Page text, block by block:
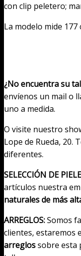
con clip peletero;
La modelo mide 177
¿No encuentra su
envíenos un mail o
uno a medida.
O visite nuestro
Lope de Rueda, 20.
diferentes.
SELECCIÓN DE
artículos nuestra
naturales de más
ARREGLOS:Somos
clientes, estaremos
arreglossobre esta